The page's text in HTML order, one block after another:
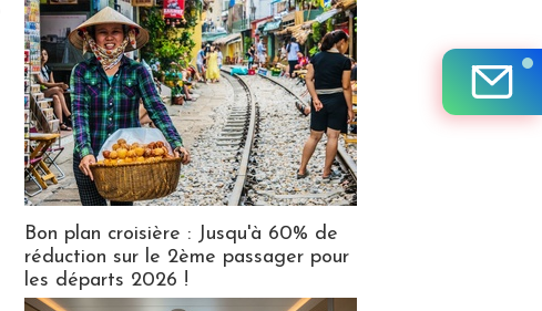
Bon plan croisière : Jusqu'à 60% de
réduction sur le 2ème passager pour
les départs 2026 !